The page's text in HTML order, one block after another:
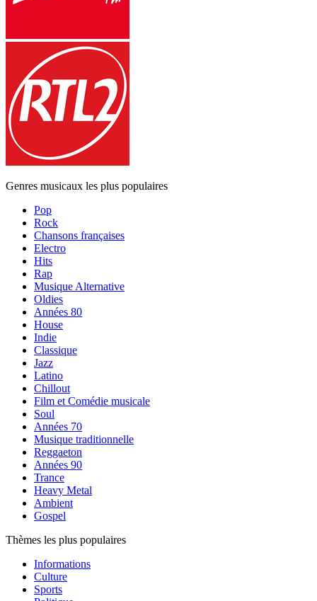
Genres musicaux les plus populaires
Pop
Rock
Chansons françaises
Electro
Hits
Rap
Musique Alternative
Oldies
Années 80
House
Indie
Classique
Jazz
Latino
Chillout
Film et Comédie musicale
Soul
Années 70
Musique traditionnelle
Reggaeton
Années 90
Trance
Heavy Metal
Ambient
Gospel
Thèmes les plus populaires
Informations
Culture
Sports